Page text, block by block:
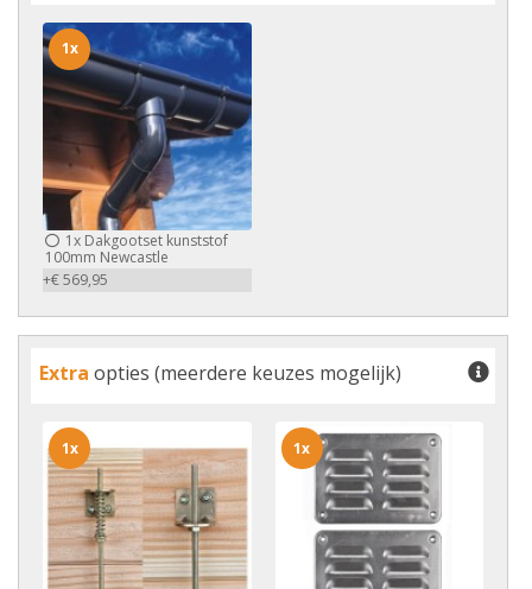
1x Dakgootset kunststof
100mm Newcastle
+€ 569,95
1x
Extra opties (meerdere keuzes mogelijk)
1x 1x